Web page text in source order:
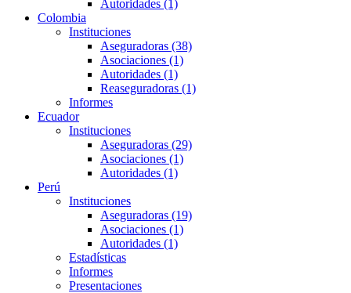
Autoridades (1)
Colombia
Instituciones
Aseguradoras (38)
Asociaciones (1)
Autoridades (1)
Reaseguradoras (1)
Informes
Ecuador
Instituciones
Aseguradoras (29)
Asociaciones (1)
Autoridades (1)
Perú
Instituciones
Aseguradoras (19)
Asociaciones (1)
Autoridades (1)
Estadísticas
Informes
Presentaciones